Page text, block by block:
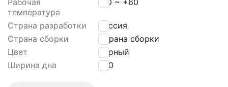
температура
Страна разработки
Россия
Страна сборки
Страна сборки
Цвет
Черный
Ширина дна
550